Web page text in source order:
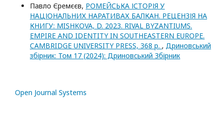
Павло Єремєєв, РОМЕЙСЬКА ІСТОРІЯ У
НАЦІОНАЛЬНИХ НАРАТИВАХ БАЛКАН. РЕЦЕНЗІЯ НА
КНИГУ: MISHKOVA, D. 2023. RIVAL BYZANTIUMS.
EMPIRE AND IDENTITY IN SOUTHEASTERN EUROPE.
CAMBRIDGE UNIVERSITY PRESS, 368 p. , Дриновський
збірник: Том 17 (2024): Дриновський Збірник
Open Journal Systems